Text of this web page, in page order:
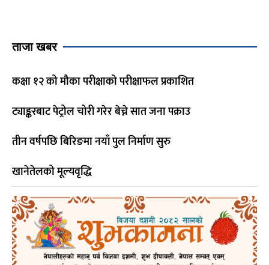
ताजा खबर
कक्षा १२ को मौका परीक्षाको परीक्षाफल प्रकाशित
ट्याङ्करबाट पेट्रोल चोरी गरेर बेच्ने सात जना पक्राउ
तीन वर्षपछि बिरिङमा नयाँ पुल निर्माण सुरु
खानेतेलको मूल्यवृद्धि